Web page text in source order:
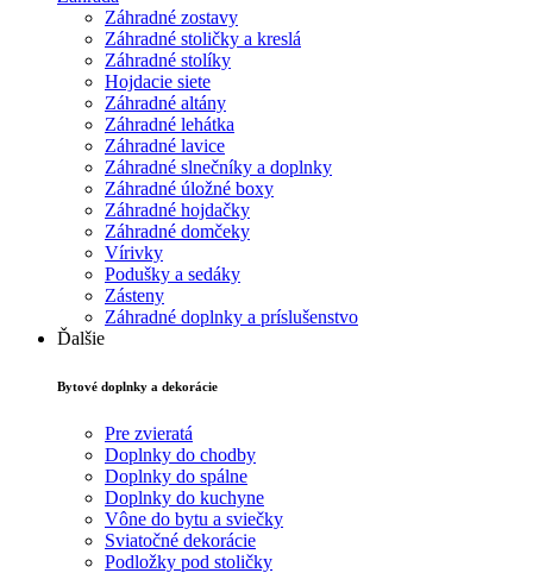
Záhradné zostavy
Záhradné stoličky a kreslá
Záhradné stolíky
Hojdacie siete
Záhradné altány
Záhradné lehátka
Záhradné lavice
Záhradné slnečníky a doplnky
Záhradné úložné boxy
Záhradné hojdačky
Záhradné domčeky
Vírivky
Podušky a sedáky
Zásteny
Záhradné doplnky a príslušenstvo
Ďalšie
Bytové doplnky a dekorácie
Pre zvieratá
Doplnky do chodby
Doplnky do spálne
Doplnky do kuchyne
Vône do bytu a sviečky
Sviatočné dekorácie
Podložky pod stoličky